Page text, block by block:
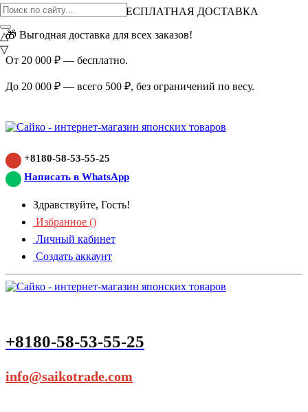
ВНИМАНИЕ АКЦИЯ!
БЕСПЛАТНАЯ ДОСТАВКА
🎁 Выгодная доставка для всех заказов!
От 20 000 ₽ — бесплатно.
До 20 000 ₽ — всего 500 ₽, без ограничений по весу.
+8180-58-53-55-25
Написать в WhatsApp
Здравствуйте, Гость!
Избранное ()
Личный кабинет
Создать аккаунт
+8180-58-53-55-25
info@saikotrade.com
△
▽